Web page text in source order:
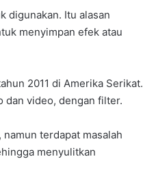
digunakan. Itu alasan
menyimpan efek atau
2011 di Amerika Serikat.
dan video, dengan filter.
terdapat masalah
menyulitkan